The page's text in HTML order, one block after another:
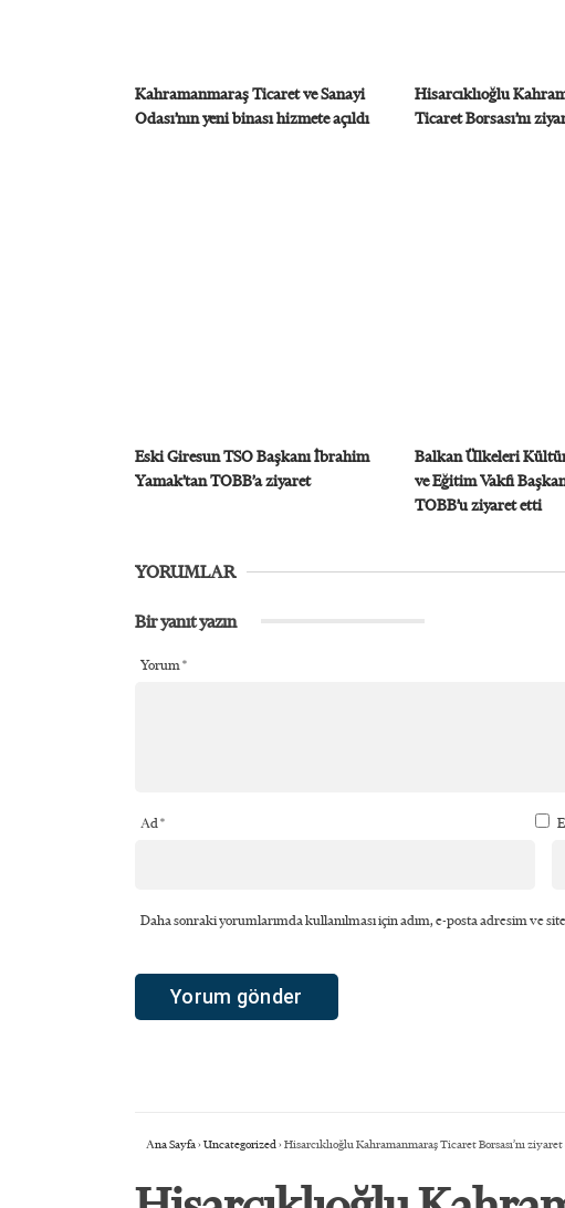
Kahramanmaraş Ticaret ve Sanayi
Odası’nın yeni binası hizmete açıldı
Hisarcıklıoğlu
Ticaret Borsası’nı
Eski Giresun TSO Başkanı İbrahim
Yamak’tan TOBB’a ziyaret
Balkan Ülkeleri
ve Eğitim Vakfı
TOBB’u ziyaret etti
YORUMLAR
Bir yanıt yazın
Yorum*
Ad*
Daha sonraki yorumlarımda kullanılması için adım, e-posta adresim ve
Ana Sayfa› Uncategorized› Hisarcıklıoğlu Kahramanmaraş Ticaret Borsası’nı